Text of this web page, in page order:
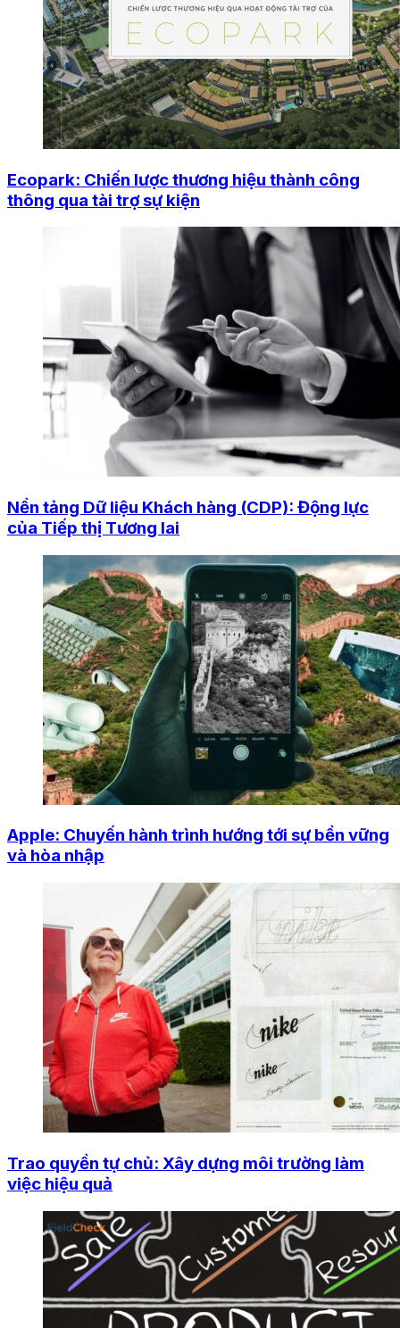
Ecopark: Chiến lược thương hiệu thành công
thông qua tài trợ sự kiện
Nền tảng Dữ liệu Khách hàng (CDP): Động lực
của Tiếp thị Tương lai
Apple: Chuyến hành trình hướng tới sự bền vững
và hòa nhập
Trao quyền tự chủ: Xây dựng môi trường làm
việc hiệu quả